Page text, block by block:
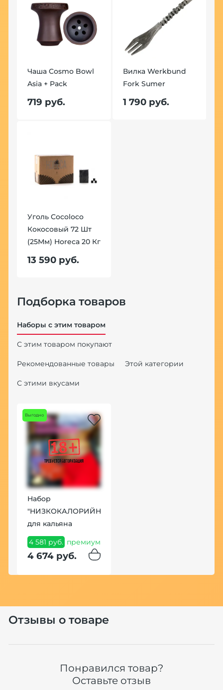
Чаша Cosmo Bowl
Asia + Pack
719 руб.
Вилка Werkbund
Fork Sumer
1 790 руб.
Уголь Cocoloco
Кокосовый 72 Шт
(25Мм) Horeca 20 Кг
13 590 руб.
Подборка товаров
Наборы с этим товаром
С этим товаром покупают
Рекомендованные товары Этой категории
С этими вкусами
Выгодно
Набор
"НИЗКОКАЛОРИЙНЫЙ"
для кальяна
4 581 руб. премиум
4 674 руб.
Отзывы о товаре
Понравился товар?
Оставьте отзыв